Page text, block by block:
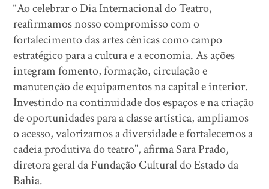
“Ao celebrar o Dia Internacional do Teatro,
reafirmamos nosso compromisso com o
fortalecimento das artes cênicas como campo
estratégico para a cultura e a economia. As ações
integram fomento, formação, circulação e
manutenção de equipamentos na capital e interior.
Investindo na continuidade dos espaços e na criação
de oportunidades para a classe artística, ampliamos
o acesso, valorizamos a diversidade e fortalecemos a
cadeia produtiva do teatro”, afirma Sara Prado,
diretora geral da Fundação Cultural do Estado da
Bahia.